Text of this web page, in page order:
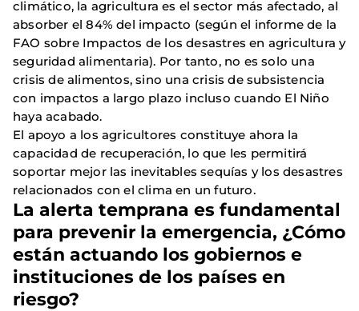
climático, la agricultura es el sector más afectado, al
absorber el 84% del impacto (según el informe de la
FAO sobre Impactos de los desastres en agricultura y
seguridad alimentaria). Por tanto, no es solo una
crisis de alimentos, sino una crisis de subsistencia
con impactos a largo plazo incluso cuando El Niño
haya acabado.
El apoyo a los agricultores constituye ahora la
capacidad de recuperación, lo que les permitirá
soportar mejor las inevitables sequías y los desastres
relacionados con el clima en un futuro.
La alerta temprana es fundamental
para prevenir la emergencia, ¿Cómo
están actuando los gobiernos e
instituciones de los países en
riesgo?